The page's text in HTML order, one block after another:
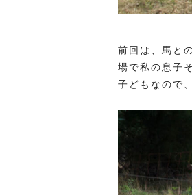
前回は、馬と
場で私の息子
子どもなので